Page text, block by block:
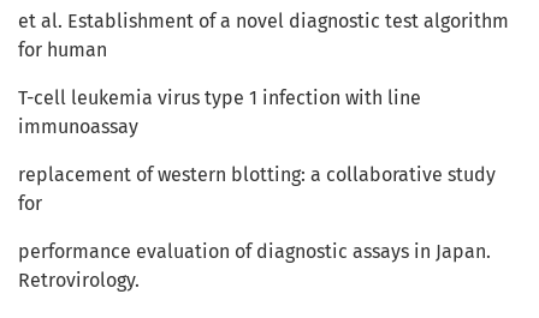
et al. Establishment of a novel diagnostic test algorithm
for human
T-cell leukemia virus type 1 infection with line
immunoassay
replacement of western blotting: a collaborative study
for
performance evaluation of diagnostic assays in Japan.
Retrovirology.